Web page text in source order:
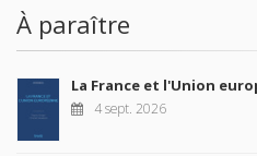
À paraître
La France et l'Union
4 sept. 2026